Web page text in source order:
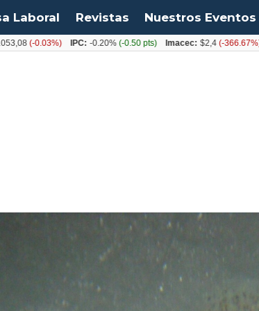
Laboral Revistas Nuestros Eventos
IPC: -0.20%(-0.50 pts) Imacec: $2,4(-366.67%) TPM: